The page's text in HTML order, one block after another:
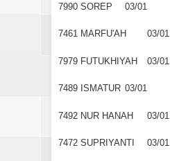
7990 SOREP 03/01
7461 MARFU'AH 03/01
7979 FUTUKHIYAH 03/01
7489 ISMATUR 03/01
7492 NUR HANAH 03/01
7472 SUPRIYANTI 03/01